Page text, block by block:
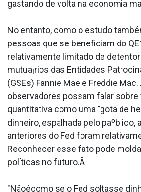
gastando de volta na economia
No entanto, como o estudo
pessoas que se beneficiam do
relativamente limitado de
mutua¡rios das Entidades
(GSEs) Fannie Mae e Freddie
observadores possam falar sobre
quantitativa como uma "gota de
dinheiro, espalhada pelo paºblico,
anteriores do Fed foram
Reconhecer esse fato pode
políticas no futuro.Â
"Nãoécomo se o Fed soltasse